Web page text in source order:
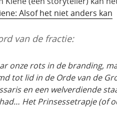
Alsof het niet anders kan
van de fractie:
onze rots in de branding,
tot lid in de Orde van de
en een welverdiende
Het Prinsessetrapje (of